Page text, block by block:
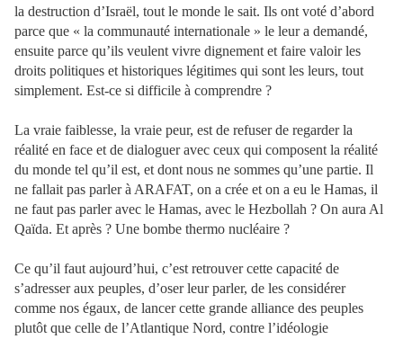
la destruction d’Israël, tout le monde le sait. Ils ont voté d’abord
parce que « la communauté internationale » le leur a demandé,
ensuite parce qu’ils veulent vivre dignement et faire valoir les
droits politiques et historiques légitimes qui sont les leurs, tout
simplement. Est-ce si difficile à comprendre ?
La vraie faiblesse, la vraie peur, est de refuser de regarder la
réalité en face et de dialoguer avec ceux qui composent la réalité
du monde tel qu’il est, et dont nous ne sommes qu’une partie. Il
ne fallait pas parler à ARAFAT, on a crée et on a eu le Hamas, il
ne faut pas parler avec le Hamas, avec le Hezbollah ? On aura Al
Qaïda. Et après ? Une bombe thermo nucléaire ?
Ce qu’il faut aujourd’hui, c’est retrouver cette capacité de
s’adresser aux peuples, d’oser leur parler, de les considérer
comme nos égaux, de lancer cette grande alliance des peuples
plutôt que celle de l’Atlantique Nord, contre l’idéologie